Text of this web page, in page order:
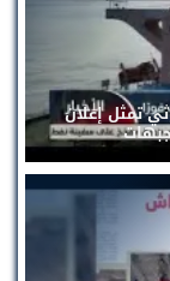
تمثل إعلان